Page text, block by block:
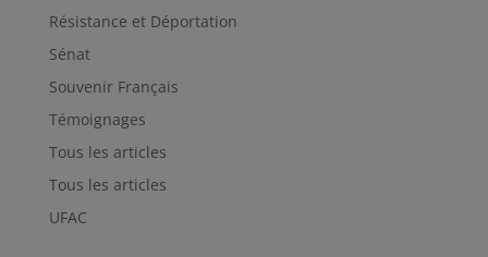
Résistance et Déportation
Sénat
Souvenir Français
Témoignages
Tous les articles
Tous les articles
UFAC